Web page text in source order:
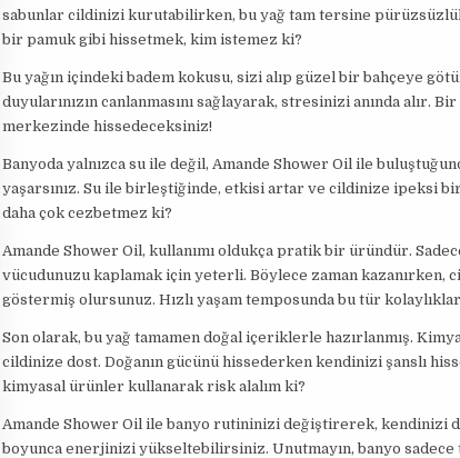
sabunlar cildinizi kurutabilirken, bu yağ tam tersine pürüzsüzlük
bir pamuk gibi hissetmek, kim istemez ki?
Bu yağın içindeki badem kokusu, sizi alıp güzel bir bahçeye
duyularınızın canlanmasını sağlayarak, stresinizi anında alır.
merkezinde hissedeceksiniz!
Banyoda yalnızca su ile değil, Amande Shower Oil ile
yaşarsınız. Su ile birleştiğinde, etkisi artar ve cildinize ipeksi
daha çok cezbetmez ki?
Amande Shower Oil, kullanımı oldukça pratik bir üründür.
vücudunuzu kaplamak için yeterli. Böylece zaman kazanırken,
göstermiş olursunuz. Hızlı yaşam temposunda bu tür
Son olarak, bu yağ tamamen doğal içeriklerle hazırlanmış.
cildinize dost. Doğanın gücünü hissederken kendinizi şanslı
kimyasal ürünler kullanarak risk alalım ki?
Amande Shower Oil ile banyo rutininizi değiştirerek, kendinizi
boyunca enerjinizi yükseltebilirsiniz. Unutmayın, banyo sadece